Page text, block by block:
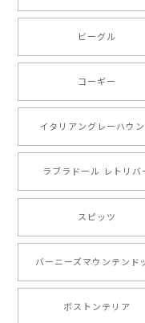
2024/
注文受領連絡が無か
愛い商品が届きま
とても可愛かったで
りまして、元気な時
ました。ありがとう
ビーグル
コーギー
イタリアングレーハウ
ラブラドール レトリバ
スピッツ
バーニーズマウンテンド
ボストンテリア